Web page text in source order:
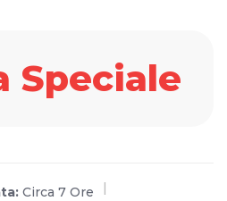
Speciale
Circa 7 Ore